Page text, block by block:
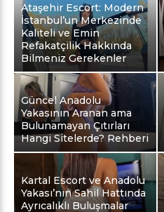
Ataşehir Escort: Modern
İstanbul’un Merkezinde
Kaliteli ve Emin
Refakatçilik Hakkında
Bilmeniz Gerekenler
Güncel Anadolu
Yakasının Aranan ama
Bulunamayan Çıtırları
Hangi Sitelerde? Rehberi
Kartal Escort ve Anadolu
Yakası’nın Sahil Hattında
Ayrıcalıklı Buluşmalar